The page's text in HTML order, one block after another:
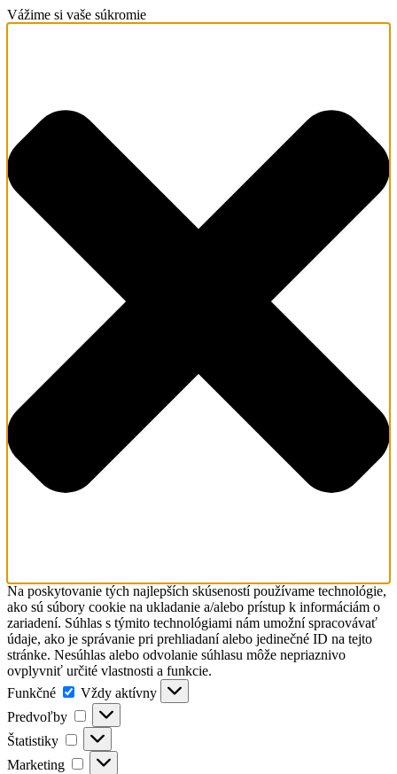
Vážime si vaše súkromie
Na poskytovanie tých najlepších skúseností používame technológie,
ako sú súbory cookie na ukladanie a/alebo prístup k informáciám o
zariadení. Súhlas s týmito technológiami nám umožní spracovávať
údaje, ako je správanie pri prehliadaní alebo jedinečné ID na tejto
stránke. Nesúhlas alebo odvolanie súhlasu môže nepriaznivo
ovplyvniť určité vlastnosti a funkcie.
Funkčné
Funkčné
Vždy aktívny
Predvoľby
Predvoľby
Štatistiky Štatistiky
Marketing Marketing